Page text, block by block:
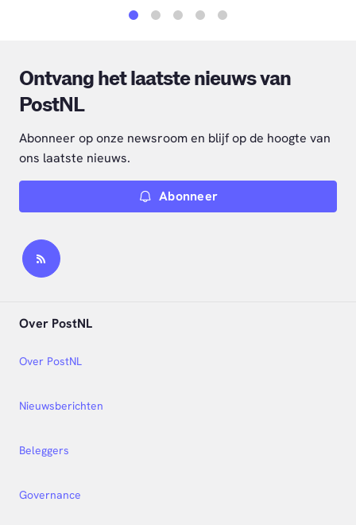
Ontvang het laatste nieuws van
PostNL
Abonneer op onze newsroom en blijf op de hoogte van
ons laatste nieuws.
Abonneer
Over PostNL
Nieuwsberichten
Over PostNL
Beleggers
Governance